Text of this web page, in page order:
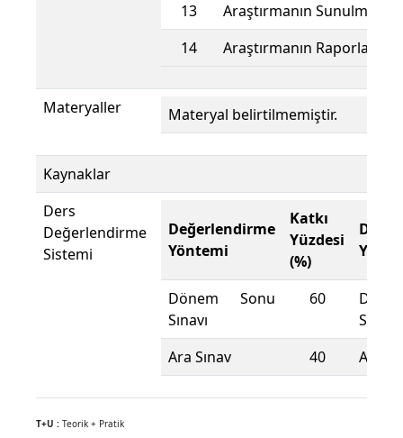
13
Araştırmanın Sunulması
14
Araştırmanın
Materyaller Materyal belirtilmemiştir.
Kaynaklar
Ders
Değerlendirme
Sistemi
Değerlendirme
Yöntemi
Katkı
Yüzdesi
(%)
Dönem Sonu
Sınavı
60
Sınavı
Ara Sınav
40 Ara
T+U : Teorik + Pratik